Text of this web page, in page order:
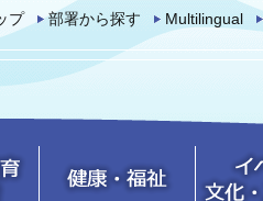
プ 部署から探す Multilingual